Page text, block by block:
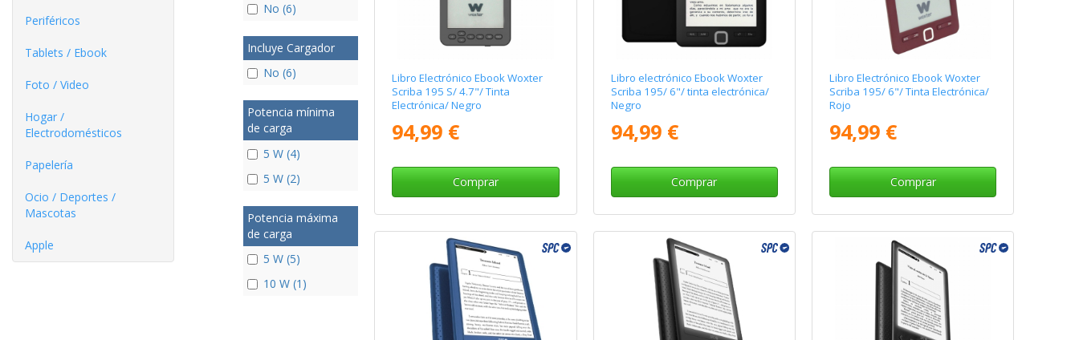
Periféricos
Tablets / Ebook
Foto / Video
Hogar /
Electrodomésticos
Papelería
Ocio / Deportes /
Mascotas
Apple
No (6)
Incluye Cargador
No (6)
Potencia mínima
de carga
5 W (4)
5 W (2)
Potencia máxima
de carga
5 W (5)
10 W (1)
Libro Electrónico Ebook Woxter
Scriba 195 S/ 4.7"/ Tinta
Electrónica/ Negro
94,99 €
Comprar
Libro electrónico Ebook Woxter
Scriba 195/ 6"/ tinta electrónica/
Negro
94,99 €
Comprar
Libro Electrónico Ebook Woxter
Scriba 195/ 6"/ Tinta Electrónica/
Rojo
94,99 €
Comprar